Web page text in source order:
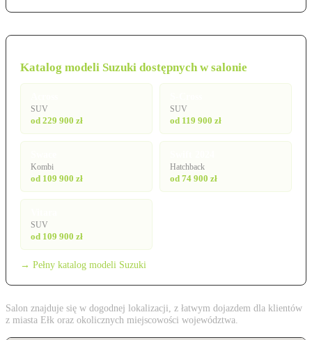
Katalog modeli Suzuki dostępnych w salonie
SUV
od 229 900 zł
SUV
od 119 900 zł
Kombi
od 109 900 zł
Hatchback
od 74 900 zł
SUV
od 109 900 zł
→ Pełny katalog modeli Suzuki
Salon znajduje się w dogodnej lokalizacji, z łatwym dojazdem dla klientów
z miasta Ełk oraz okolicznych miejscowości województwa.